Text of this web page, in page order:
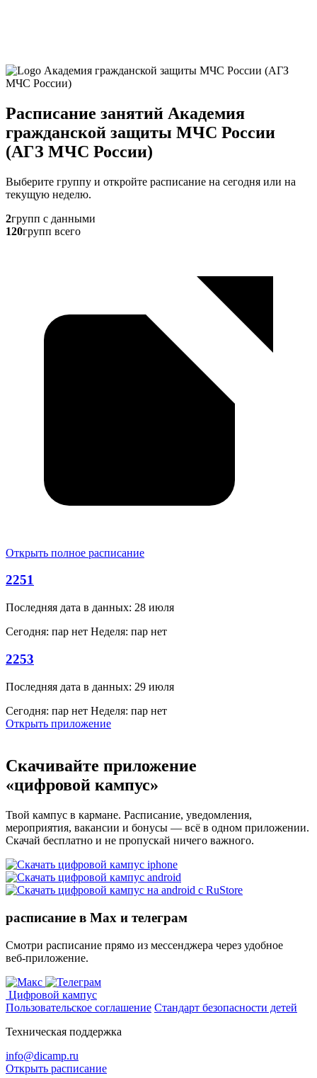
Расписание занятий Академия
гражданской защиты МЧС России
(АГЗ МЧС России)
Выберите группу и откройте расписание на сегодня или на
текущую неделю.
2групп с данными
120групп всего
Открыть полное расписание
2251
Последняя дата в данных: 28 июля
Сегодня: пар нет Неделя: пар нет
2253
Последняя дата в данных: 29 июля
Сегодня: пар нет Неделя: пар нет
Открыть приложение
Скачивайте приложение
«цифровой кампус»
Твой кампус в кармане. Расписание, уведомления,
мероприятия, вакансии и бонусы — всё в одном приложении.
Скачай бесплатно и не пропускай ничего важного.
расписание в Max и телеграм
Смотри расписание прямо из мессенджера через удобное
веб‑приложение.
Цифровой кампус
Пользовательское соглашение Стандарт безопасности детей
Техническая поддержка
info@dicamp.ru
Открыть расписание